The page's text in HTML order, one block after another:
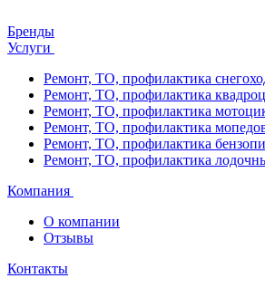
Бренды
Услуги
Ремонт, ТО, профилактика
Ремонт, ТО, профилактика
Ремонт, ТО, профилактика
Ремонт, ТО, профилактика
Ремонт, ТО, профилактика
Ремонт, ТО, профилактика
Компания
О компании
Отзывы
Контакты